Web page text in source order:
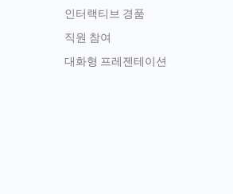
인터랙티브 경품
직원 참여
대화형 프레젠테이션